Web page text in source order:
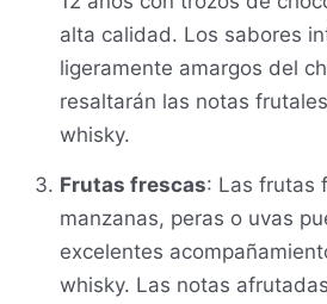
alta calidad. Los sabores
ligeramente amargos del
resaltarán las notas
whisky.
Frutas frescas: Las frutas
manzanas, peras o uvas
excelentes
whisky. Las notas